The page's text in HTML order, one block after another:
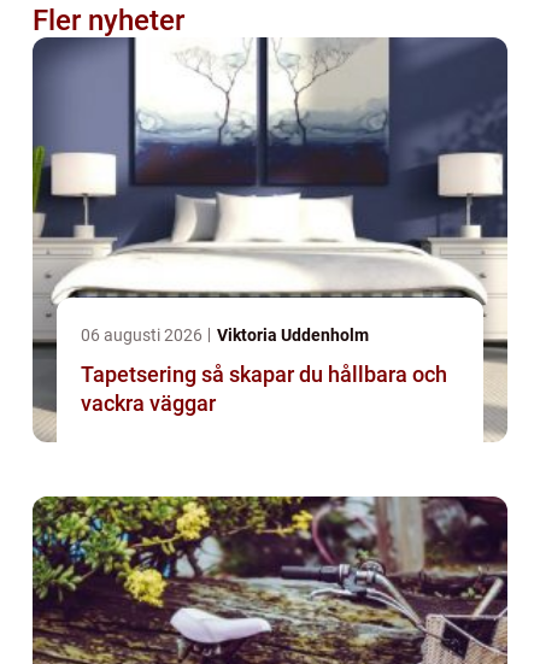
Fler nyheter
06 augusti 2026 Viktoria Uddenholm
Tapetsering så skapar du hållbara och
vackra väggar